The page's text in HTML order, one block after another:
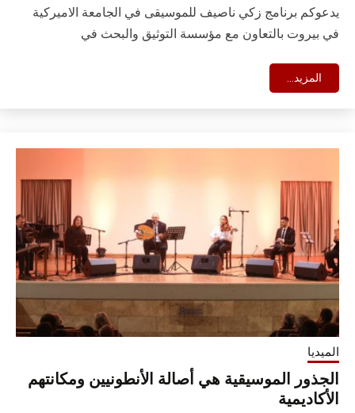
يدعوكم برنامج زكي ناصيف للموسيقى في الجامعة الاميركية
في بيروت بالتعاون مع مؤسسة التوثيق والبحث في
المزيد...
الميديا
الجذور الموسيقية هي أصالة الأنطونيين ومكانتهم
الأكاديمية